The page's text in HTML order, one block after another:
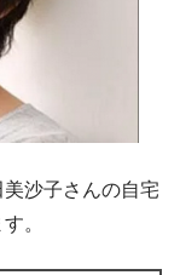
沙子さんの自宅
。